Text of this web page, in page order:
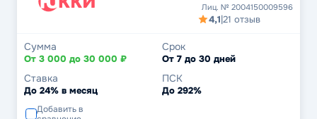
Лиц. № 2004150009596
4,1|21 отзыв
Сумма
От 3 000 до 30 000 ₽
Срок
От 7 до 30 дней
Ставка
До 24% в месяц
ПСК
До 292%
Добавить в